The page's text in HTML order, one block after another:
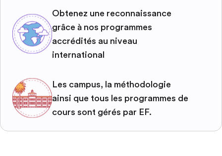
Obtenez une reconnaissance
grâce à nos programmes
accrédités au niveau
international
Les campus, la méthodologie
ainsi que tous les programmes de
cours sont gérés par EF.